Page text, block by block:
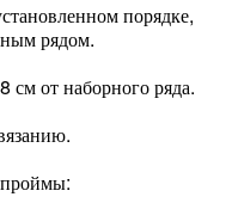
порядке,
рядом.
см от наборного ряда.